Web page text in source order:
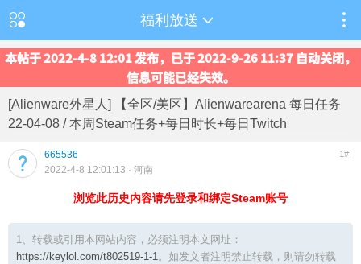
福利放送
本帖于 2022-4-8 12:01 发布，已于 2022-9-26 11:37 自动关闭，
信息可能已经失效。
[Alienware外星人] 【全区/美区】Alienwarearena 每日任务
22-04-08 / 本周Steam任务+每日时长+每日Twitch
665536 1#
2022-4-8 12:01:13 · 河南
浏览此历史内容请先登录和绑定Steam账号
1、转载或引用本网站内容，必须注明本文网址：
https://keylol.com/t802519-1-1。如发文者注明禁止转载，则请勿转载